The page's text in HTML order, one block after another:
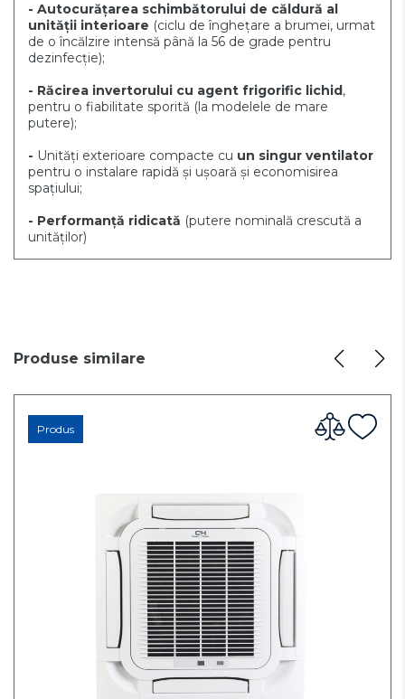
- Autocurățarea schimbătorului de căldură al
unității interioare (ciclu de înghețare a brumei, urmat
de o încălzire intensă până la 56 de grade pentru
dezinfecție);
- Răcirea invertorului cu agent frigorific lichid ,
pentru o fiabilitate sporită (la modelele de mare
putere);
- Unități exterioare compacte cu un singur ventilator
pentru o instalare rapidă și ușoară și economisirea
spațiului;
- Performanță ridicată (putere nominală crescută a
unităților)
Produse similare
Produs